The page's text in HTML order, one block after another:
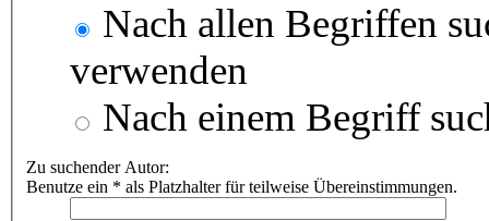
Nach allen Begriffen
verwenden
Nach einem Begriff
Zu suchender Autor:
Benutze ein * als Platzhalter für teilweise Übereinstimmungen.